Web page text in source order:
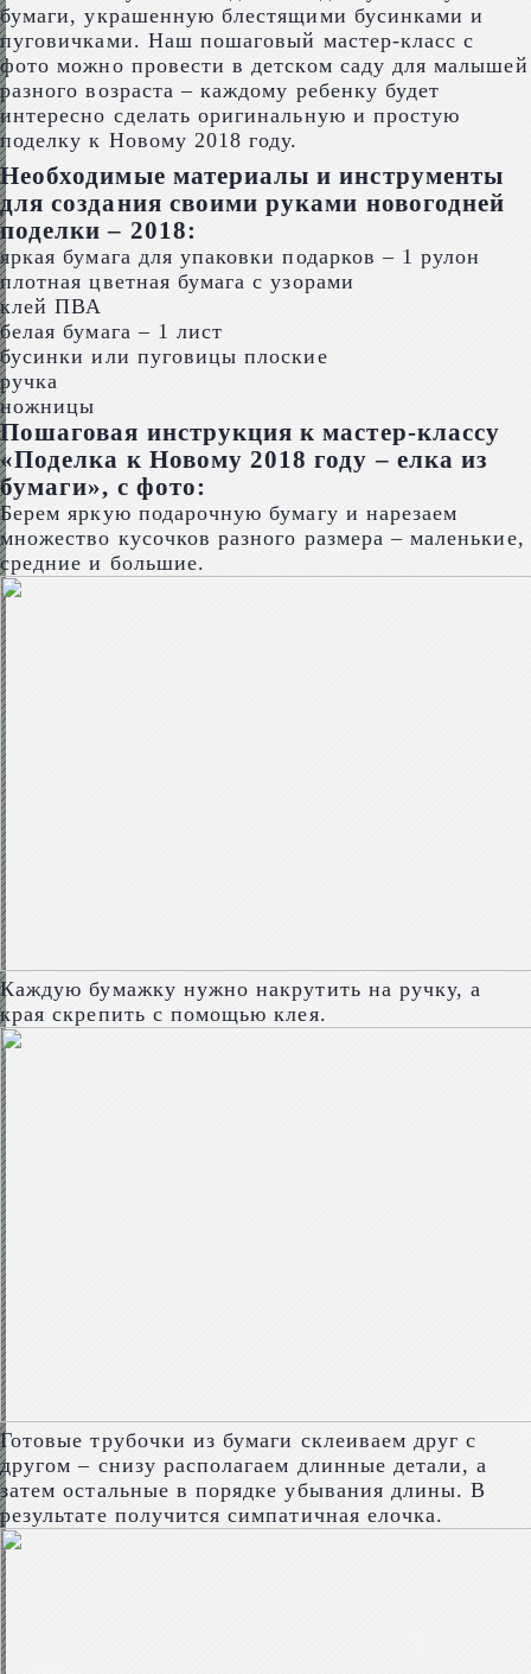
бумаги, украшенную блестящими бусинками и
пуговичками. Наш пошаговый мастер-класс с
фото можно провести в детском саду для малышей
разного возраста – каждому ребенку будет
интересно сделать оригинальную и простую
поделку к Новому 2018 году.
Необходимые материалы и инструменты
для создания своими руками новогодней
поделки – 2018:
яркая бумага для упаковки подарков – 1 рулон
плотная цветная бумага с узорами
клей ПВА
белая бумага – 1 лист
бусинки или пуговицы плоские
ручка
ножницы
Пошаговая инструкция к мастер-классу
«Поделка к Новому 2018 году – елка из
бумаги», с фото:
Берем яркую подарочную бумагу и нарезаем
множество кусочков разного размера – маленькие,
средние и большие.
Каждую бумажку нужно накрутить на ручку, а
края скрепить с помощью клея.
Готовые трубочки из бумаги склеиваем друг с
другом – снизу располагаем длинные детали, а
затем остальные в порядке убывания длины. В
результате получится симпатичная елочка.